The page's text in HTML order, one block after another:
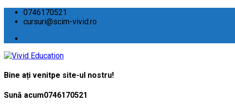
0746170521
cursuri@scim-vivid.ro
Bine ați venitpe site-ul nostru!
Sună acum0746170521